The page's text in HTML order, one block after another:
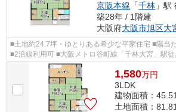
京阪本線 「千林 」駅
築28年 / 1階建
大阪府大阪市旭区大
■土地約24.7坪・ゆとりある希少な平家住宅 ■陽当
■2沿線利用可 ■大阪メトロ谷町線「千林大宮」駅徒歩6分！ ■京阪本線「森小
路」駅徒歩15分！ ■全居室クローゼ...
1,580万円
3LDK
建物面積：
土地面積：